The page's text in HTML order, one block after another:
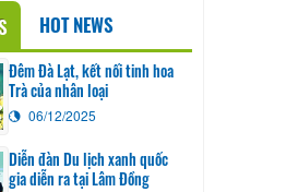
HOT NEWS
Đêm Đà Lạt, kết nối tinh hoa
Trà của nhân loại
06/12/2025
Diễn đàn Du lịch xanh quốc
gia diễn ra tại Lâm Đồng